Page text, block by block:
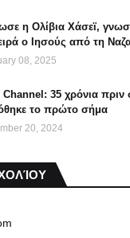
η Ολίβια Χάσεϊ,
ο Ιησούς από τη
08, 2025
Channel: 35 χρόνια
το πρώτο σήμα
20, 2024